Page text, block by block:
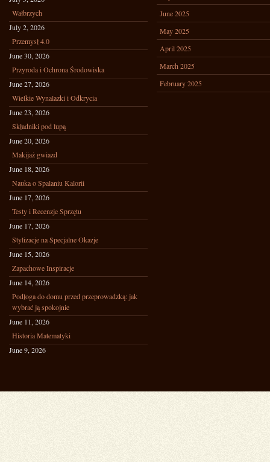
Wałbrzych
July 2, 2026
Przemysł 4.0
June 30, 2026
Przyroda i Ochrona Środowiska
June 27, 2026
Wielkie Wynalazki i Odkrycia
June 23, 2026
Składniki pod lupą
June 20, 2026
Makijaż gwiazd
June 18, 2026
Nauka o Spalaniu Kalorii
June 17, 2026
Testy i Recenzje Sprzętu
June 17, 2026
Stylizacje na Specjalne Okazje
June 15, 2026
Zapachowe Inspiracje
June 14, 2026
Podłoga do domu przed przeprowadzką: jak
wybrać ją spokojnie
June 11, 2026
Historia Matematyki
June 9, 2026
June 2025
May 2025
April 2025
March 2025
February 2025